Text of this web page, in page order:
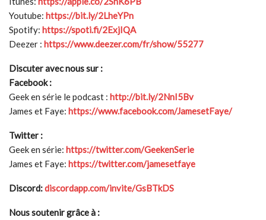
Youtube: https://bit.ly/2LheYPn
Spotify: https://spoti.fi/2ExjIQA
Deezer : https://www.deezer.com/fr/show/55277
Discuter avec nous sur :
Facebook :
Geek en série le podcast : http://bit.ly/2NnI5Bv
James et Faye: https://www.facebook.com/JamesetFaye/
Twitter :
Geek en série: https://twitter.com/GeekenSerie
James et Faye: https://twitter.com/jamesetfaye
Discord:discordapp.com/invite/GsBTkDS
Nous soutenir grâce à :